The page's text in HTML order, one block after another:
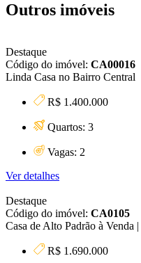
Outros imóveis
Destaque
Código do imóvel: CA00016
Linda Casa no Bairro Central
R$ 1.400.000
Quartos: 3
Vagas: 2
Ver detalhes
Destaque
Código do imóvel: CA0105
Casa de Alto Padrão à Venda
R$ 1.690.000